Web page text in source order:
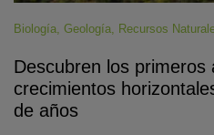
Biología Geología Recursos
Descubren los primeros
crecimientos
de años